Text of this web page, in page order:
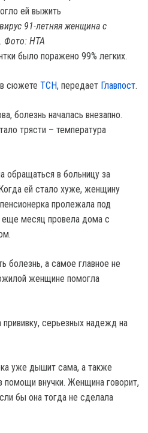
91-летняя женщина с
Фото: НТА
было поражено 99% легких.
сюжете ТСН, передает Главпост.
болезнь началась внезапно.
трясти – температура
обращаться в больницу за
ей стало хуже, женщину
пролежала под
месяц провела дома с
болезнь, а самое главное не
женщине помогла
серьезных надежд на
уже дышит сама, а также
помощи внучки. Женщина говорит,
бы она тогда не сделала